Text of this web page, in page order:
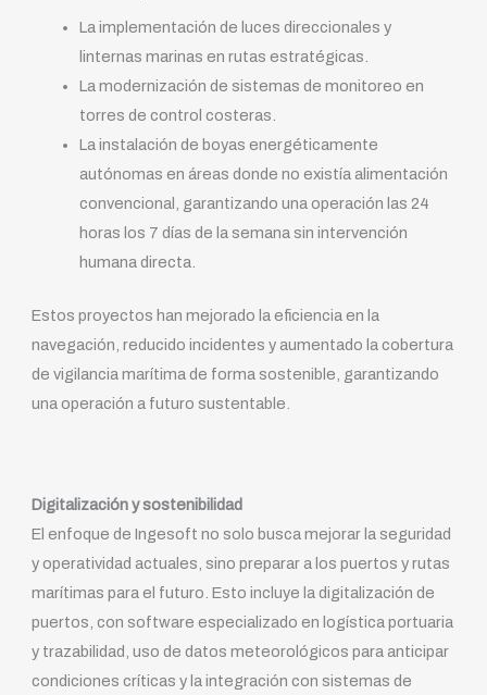
La implementación de luces direccionales y
linternas marinas en rutas estratégicas.
La modernización de sistemas de monitoreo en
torres de control costeras.
La instalación de boyas energéticamente
autónomas en áreas donde no existía alimentación
convencional, garantizando una operación las 24
horas los 7 días de la semana sin intervención
humana directa.
Estos proyectos han mejorado la eficiencia en la
navegación, reducido incidentes y aumentado la cobertura
de vigilancia marítima de forma sostenible, garantizando
una operación a futuro sustentable.
Digitalización y sostenibilidad
El enfoque de Ingesoft no solo busca mejorar la seguridad
y operatividad actuales, sino preparar a los puertos y rutas
marítimas para el futuro. Esto incluye la digitalización de
puertos, con software especializado en logística portuaria
y trazabilidad, uso de datos meteorológicos para anticipar
condiciones críticas y la integración con sistemas de